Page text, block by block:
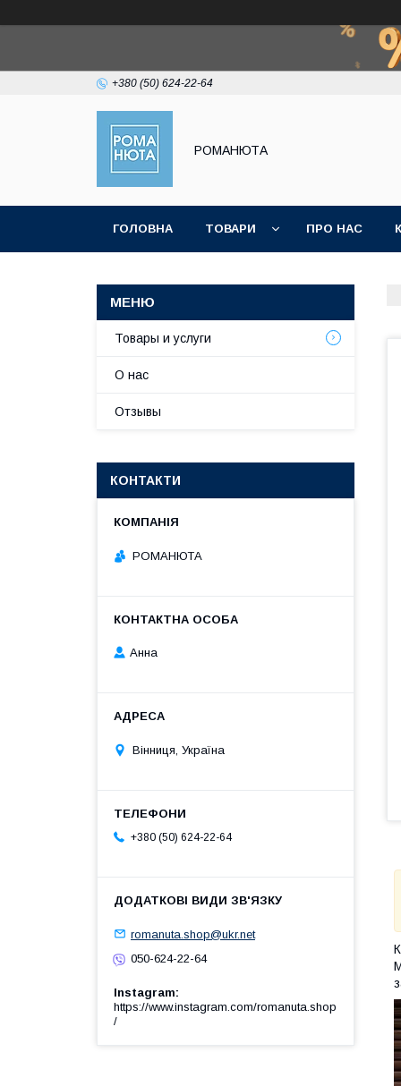
+380 (50) 624-22-64
РОМАНЮТА
ГОЛОВНА ТОВАРИ ПРО НАС
Товары и услуги
О нас
Отзывы
КОНТАКТИ
РОМАНЮТА
Анна
Вінниця, Україна
+380 (50) 624-22-64
romanuta.shop@ukr.net
050-624-22-64
Instagram
https://www.instagram.com/romanuta.shop
/